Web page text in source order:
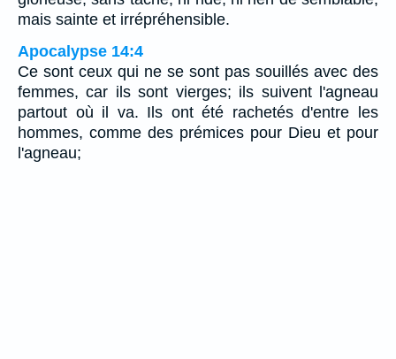
mais sainte et irrépréhensible.
Apocalypse 14:4
Ce sont ceux qui ne se sont pas souillés avec des
femmes, car ils sont vierges; ils suivent l'agneau
partout où il va. Ils ont été rachetés d'entre les
hommes, comme des prémices pour Dieu et pour
l'agneau;